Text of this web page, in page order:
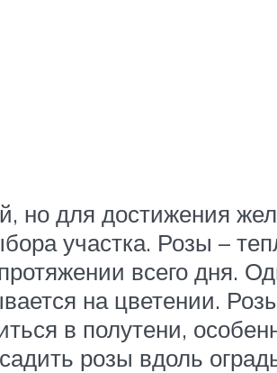
но для достижения
участка. Розы –
всего дня.
на цветении.
в полутени,
розы вдоль